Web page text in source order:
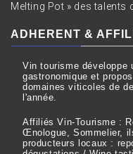
Melting Pot » des
ADHERENT &
Vin tourisme développe
gastronomique et
domaines viticoles de
l'année.
Affiliés Vin-Tourisme :
Œnologue, Sommelier,
producteurs locaux :